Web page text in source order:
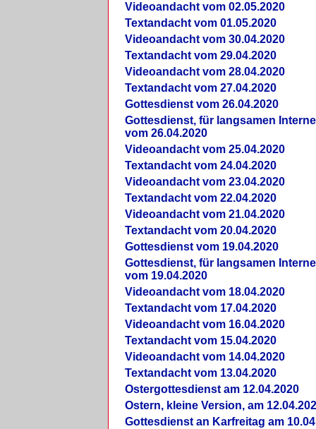
Videoandacht vom 02.05.2020
Textandacht vom 01.05.2020
Videoandacht vom 30.04.2020
Textandacht vom 29.04.2020
Videoandacht vom 28.04.2020
Textandacht vom 27.04.2020
Gottesdienst vom 26.04.2020
Gottesdienst, für langsamen
vom 26.04.2020
Videoandacht vom 25.04.2020
Textandacht vom 24.04.2020
Videoandacht vom 23.04.2020
Textandacht vom 22.04.2020
Videoandacht vom 21.04.2020
Textandacht vom 20.04.2020
Gottesdienst vom 19.04.2020
Gottesdienst, für langsamen
vom 19.04.2020
Videoandacht vom 18.04.2020
Textandacht vom 17.04.2020
Videoandacht vom 16.04.2020
Textandacht vom 15.04.2020
Videoandacht vom 14.04.2020
Textandacht vom 13.04.2020
Ostergottesdienst am 12.04.2020
Ostern, kleine Version, am
Gottesdienst an Karfreitag am